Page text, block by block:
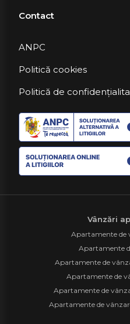
Contact
ANPC
Politică cookies
Politică de
Vânzări
Apartamente de
Apartamente
Apartamente de
Apartamente de
Apartamente de
Apartamente de